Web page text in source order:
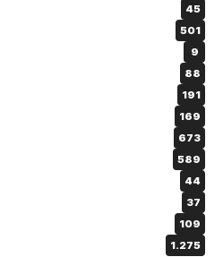
45
501
9
88
191
169
673
589
44
37
109
1.275